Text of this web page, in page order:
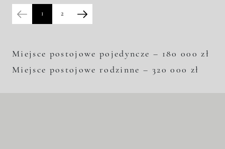
1 2
Miejsce postojowe pojedyncze – 180 000 zł
Miejsce postojowe rodzinne – 320 000 zł